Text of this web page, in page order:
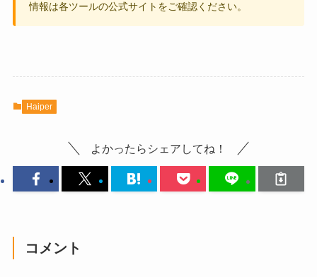
情報は各ツールの公式サイトをご確認ください。
Haiper
よかったらシェアしてね！
コメント